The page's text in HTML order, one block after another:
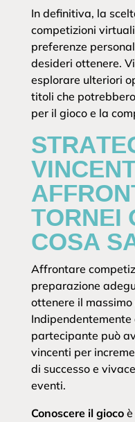
In definitiva, la
competizioni
preferenze
desideri ottenere.
esplorare ulteriori
titoli che
per il gioco e la
TORNEI
COSA
Affrontare
preparazione
ottenere il
partecipante può
vincenti per
di successo e
eventi.
Conoscere il giocoè